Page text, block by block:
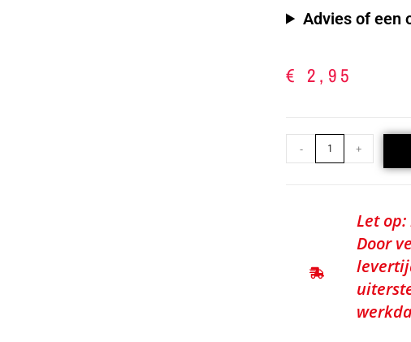
Advies of een
€ 2,95
- +
Let
Door